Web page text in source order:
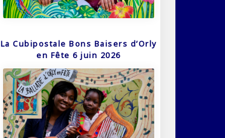
La Cubipostale Bons Baisers d’Orly
en Fête 6 juin 2026